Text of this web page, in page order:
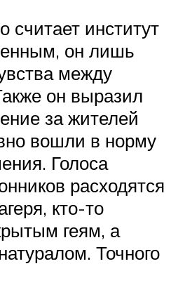
считает институт
он лишь
между
он выразил
за жителей
вошли в норму
Голоса
расходятся
кто-то
геям, а
Точного